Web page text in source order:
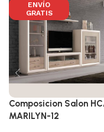
ENVÍO
GRATIS
Composicion Salon
MARILYN-12